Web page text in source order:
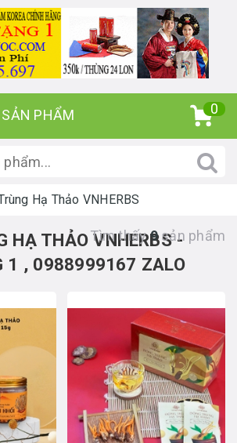
0
Hạ Thảo VNHERBS
HẠ THẢO VNHERBS -
1 , 0988999167 ZALO
Tìm thấy9sản phẩm